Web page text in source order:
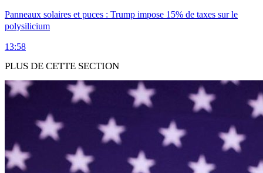
Panneaux solaires et puces : Trump impose 15% de taxes sur le
polysilicium
13:58
PLUS DE CETTE SECTION